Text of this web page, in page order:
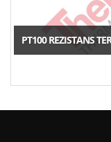
PT100 REZISTANS